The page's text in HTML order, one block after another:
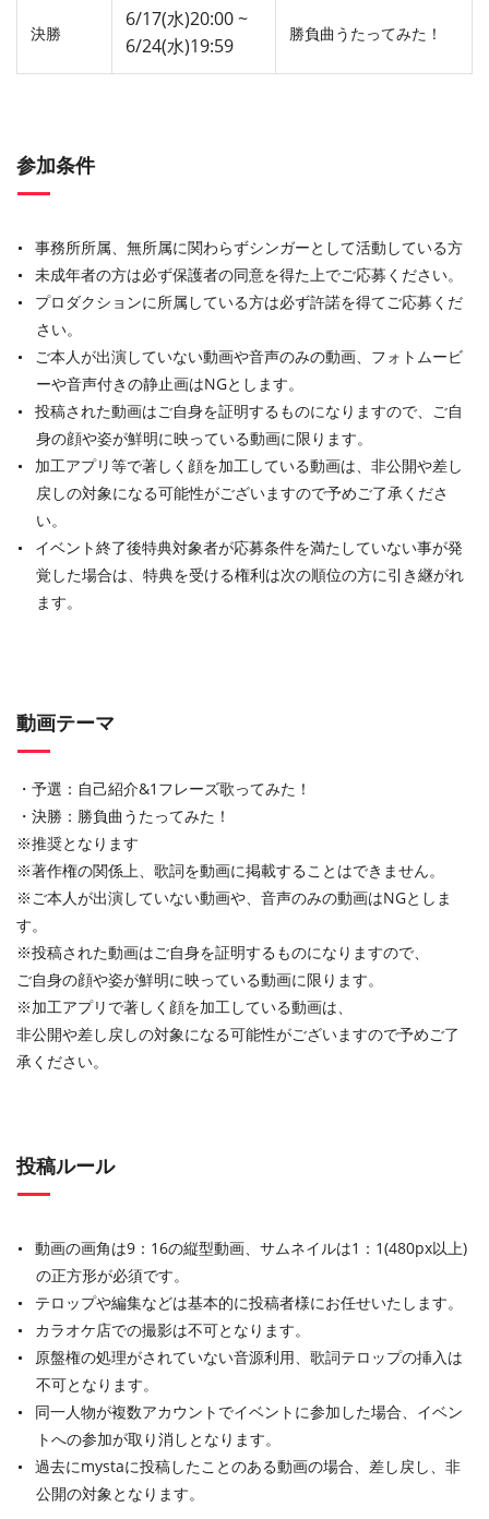
決勝
6/17(水)20:00 ~
6/24(水)19:59
勝負曲うたってみた！
参加条件
事務所所属、無所属に関わらずシンガーとして活動している方
未成年者の方は必ず保護者の同意を得た上でご応募ください。
プロダクションに所属している方は必ず許諾を得てご応募くだ
さい。
ご本人が出演していない動画や音声のみの動画、フォトムービ
ーや音声付きの静止画はNGとします。
投稿された動画はご自身を証明するものになりますので、ご自
身の顔や姿が鮮明に映っている動画に限ります。
加工アプリ等で著しく顔を加工している動画は、非公開や差し
戻しの対象になる可能性がございますので予めご了承くださ
い。
イベント終了後特典対象者が応募条件を満たしていない事が発
覚した場合は、特典を受ける権利は次の順位の方に引き継がれ
ます。
動画テーマ
・予選：自己紹介&1フレーズ歌ってみた！
・決勝：勝負曲うたってみた！
※推奨となります
※著作権の関係上、歌詞を動画に掲載することはできません。
※ご本人が出演していない動画や、音声のみの動画はNGとしま
す。
※投稿された動画はご自身を証明するものになりますので、
ご自身の顔や姿が鮮明に映っている動画に限ります。
※加工アプリで著しく顔を加工している動画は、
非公開や差し戻しの対象になる可能性がございますので予めご了
承ください。
投稿ルール
動画の画角は9：16の縦型動画、サムネイルは1：1(480px以上)
の正方形が必須です。
テロップや編集などは基本的に投稿者様にお任せいたします。
カラオケ店での撮影は不可となります。
原盤権の処理がされていない音源利用、歌詞テロップの挿入は
不可となります。
同一人物が複数アカウントでイベントに参加した場合、イベン
トへの参加が取り消しとなります。
過去にmystaに投稿したことのある動画の場合、差し戻し、非
公開の対象となります。